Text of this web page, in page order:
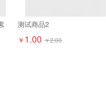
测试商品2
￥ 1.00 ￥2.00